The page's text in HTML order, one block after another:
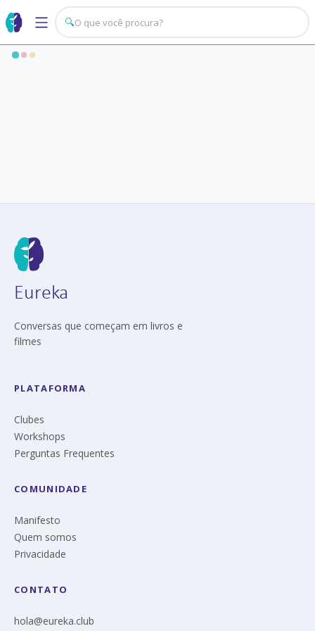
🔍
Eureka
Conversas que começam em livros e
filmes
PLATAFORMA
Clubes
Workshops
Perguntas Frequentes
COMUNIDADE
Manifesto
Quem somos
Privacidade
CONTATO
hola@eureka.club